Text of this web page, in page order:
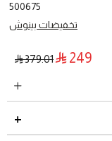
500675
تخفيضات بينوش
249
379.01